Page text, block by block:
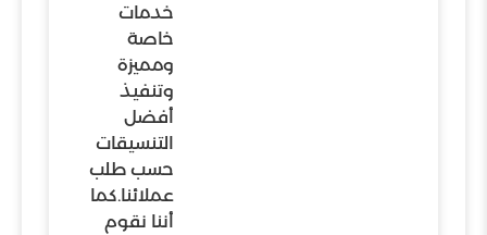
خدمات
خاصة
ومميزة
وتنفيذ
أفضل
التنسيقات
حسب طلب
عملائنا.كما
أننا نقوم